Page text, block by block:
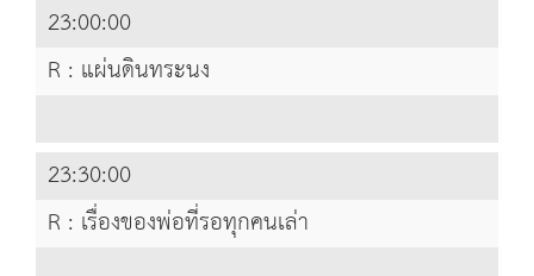
23:00:00
R : แผ่นดินทระนง
23:30:00
R : เรื่องของพ่อที่รอทุกคนเล่า